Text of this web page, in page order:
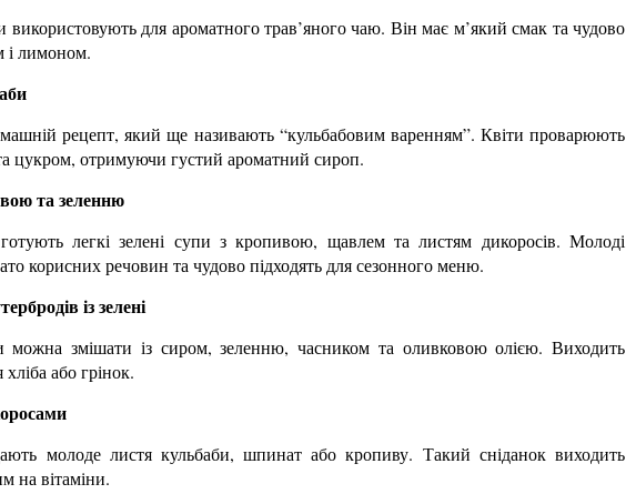
використовують для ароматного трав’яного чаю. Він має м’який смак та чудово
і лимоном.
рецепт, який ще називають “кульбабовим варенням”. Квіти проварюють
цукром, отримуючи густий ароматний сироп.
та зеленню
легкі зелені супи з кропивою, щавлем та листям дикоросів. Молоді
корисних речовин та чудово підходять для сезонного меню.
із зелені
можна змішати із сиром, зеленню, часником та оливковою олією. Виходить
або грінок.
молоде листя кульбаби, шпинат або кропиву. Такий сніданок виходить
на вітаміни.